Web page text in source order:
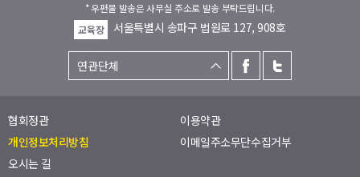
* 우편물 발송은 사무실 주소로 발송 부탁드립니다.
교육장
서울특별시 송파구 법원로 127, 908호
협회정관
이용약관
개인정보처리방침
이메일주소무단수집거부
오시는 길